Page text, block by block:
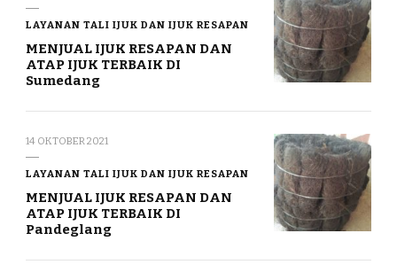
LAYANAN TALI IJUK DAN IJUK RESAPAN
MENJUAL IJUK RESAPAN DAN
ATAP IJUK TERBAIK DI
Sumedang
14 OKTOBER 2021
LAYANAN TALI IJUK DAN IJUK RESAPAN
MENJUAL IJUK RESAPAN DAN
ATAP IJUK TERBAIK DI
Pandeglang